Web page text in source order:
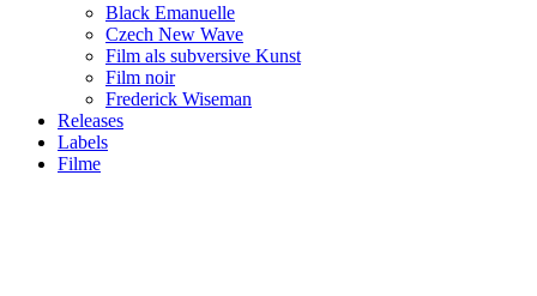
Black Emanuelle
Czech New Wave
Film als subversive Kunst
Film noir
Frederick Wiseman
Releases
Labels
Filme